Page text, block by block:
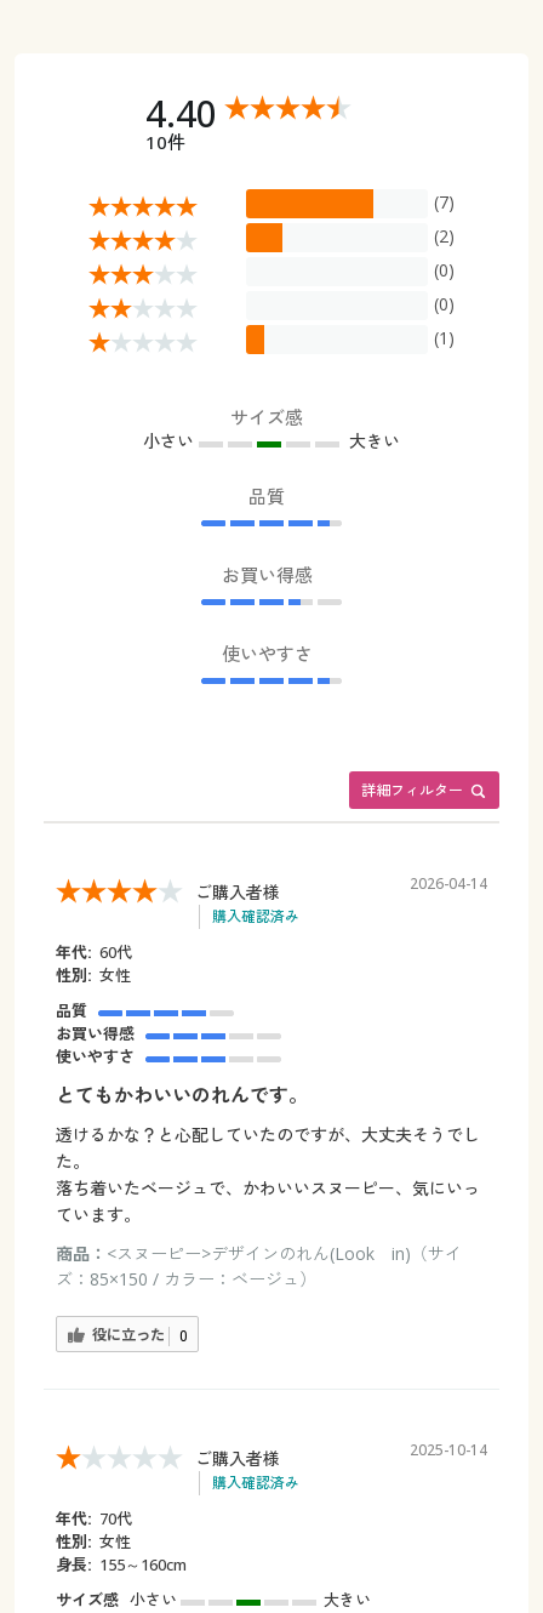
4.40
10件
(7)
(2)
(0)
(0)
(1)
サイズ感
小さい 大きい
品質
お買い得感
使いやすさ
詳細フィルター
ご購入者様
購入確認済み
2026-04-14
年代: 60代
性別: 女性
品質
お買い得感
使いやすさ
とてもかわいいのれんです。
透けるかな？と心配していたのですが、大丈夫そうでし
た。
落ち着いたベージュで、かわいいスヌーピー、気にいっ
ています。
商品： <スヌーピー>デザインのれん(Look in)（サイ
ズ：85×150 / カラー：ベージュ）
役に立った 0
ご購入者様
購入確認済み
2025-10-14
年代: 70代
性別: 女性
身長: 155～160cm
サイズ感 小さい
大きい